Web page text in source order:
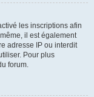
les inscriptions afin
il est également
adresse IP ou interdit
Pour plus
forum.